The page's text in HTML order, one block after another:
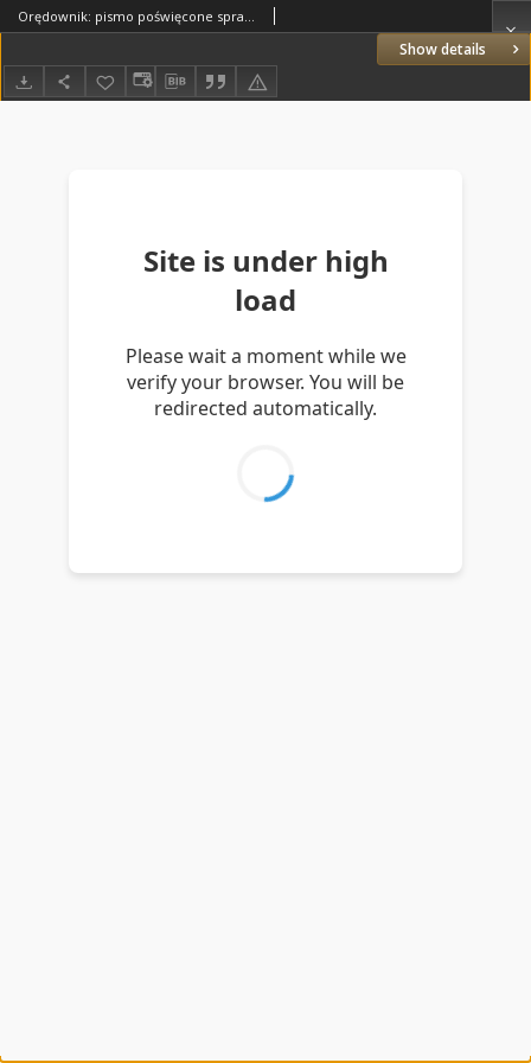
Show details
Orędownik: pismo poświęcone sprawom politycznym i spółecznym 1885.10.27 R.15 Nr245